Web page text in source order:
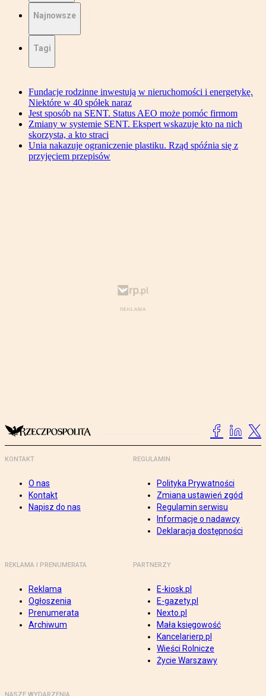
Najnowsze
Tagi
Fundacje rodzinne inwestują w nieruchomości i energetykę.
Niektóre w 40 spółek naraz
Jest sposób na SENT. Status AEO może pomóc firmom
Zmiany w systemie SENT. Ekspert wskazuje kto na nich
skorzysta, a kto straci
Unia nakazuje ograniczenie plastiku. Rząd spóźnia się z
przyjęciem przepisów
KONTAKT
O nas
Kontakt
Napisz do nas
REGULAMIN
Polityka Prywatności
Zmiana ustawień zgód
Regulamin serwisu
Informacje o nadawcy
Deklaracja dostępności
REKLAMA I PRENUMERATA
Reklama
Ogłoszenia
Prenumerata
Archiwum
PARTNERZY
E-kiosk.pl
E-gazety.pl
Nexto.pl
Mała księgowość
Kancelarierp.pl
Wieści Rolnicze
Życie Warszawy